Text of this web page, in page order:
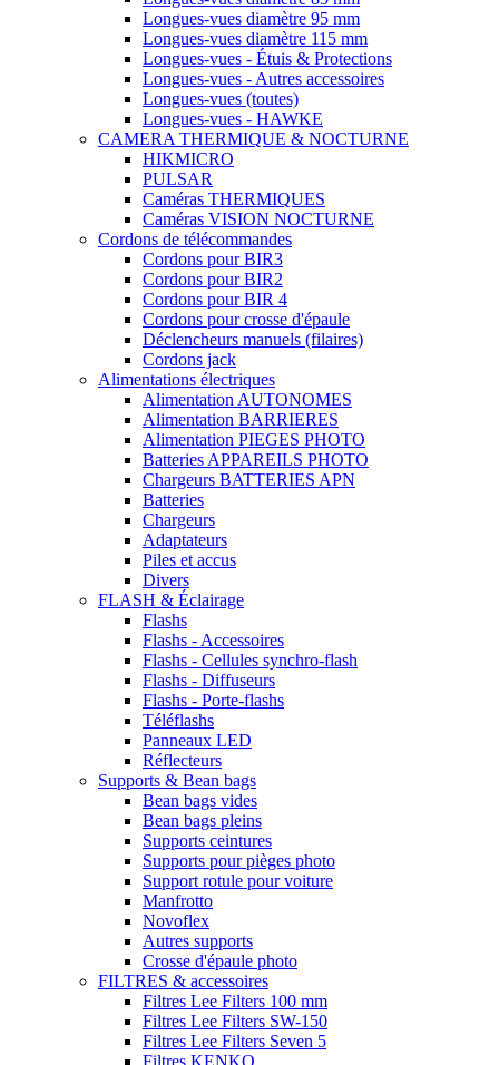
Longues-vues diamètre 95 mm
Longues-vues diamètre 115 mm
Longues-vues - Étuis & Protections
Longues-vues - Autres accessoires
Longues-vues (toutes)
Longues-vues - HAWKE
CAMERA THERMIQUE & NOCTURNE
HIKMICRO
PULSAR
Caméras THERMIQUES
Caméras VISION NOCTURNE
Cordons de télécommandes
Cordons pour BIR3
Cordons pour BIR2
Cordons pour BIR 4
Cordons pour crosse d'épaule
Déclencheurs manuels (filaires)
Cordons jack
Alimentations électriques
Alimentation AUTONOMES
Alimentation BARRIERES
Alimentation PIEGES PHOTO
Batteries APPAREILS PHOTO
Chargeurs BATTERIES APN
Batteries
Chargeurs
Adaptateurs
Piles et accus
Divers
FLASH & Éclairage
Flashs
Flashs - Accessoires
Flashs - Cellules synchro-flash
Flashs - Diffuseurs
Flashs - Porte-flashs
Téléflashs
Panneaux LED
Réflecteurs
Supports & Bean bags
Bean bags vides
Bean bags pleins
Supports ceintures
Supports pour pièges photo
Support rotule pour voiture
Manfrotto
Novoflex
Autres supports
Crosse d'épaule photo
FILTRES & accessoires
Filtres Lee Filters 100 mm
Filtres Lee Filters SW-150
Filtres Lee Filters Seven 5
Filtres KENKO